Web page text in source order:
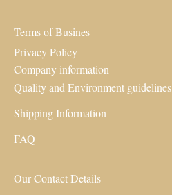
Terms of Busines
Privacy Policy
Company information
Quality and Environment guidelines
Shipping Information
FAQ
Our Contact Details